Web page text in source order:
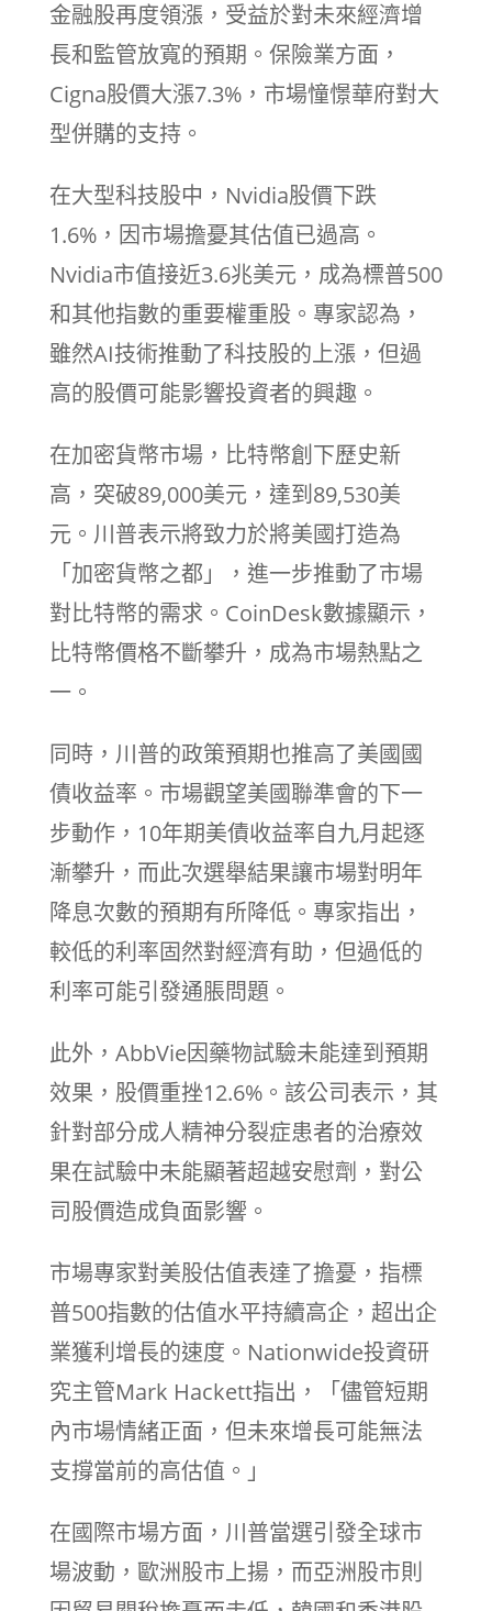
金融股再度領漲，受益於對未來經濟增
長和監管放寬的預期。保險業方面，
Cigna股價大漲7.3%，市場憧憬華府對大
型併購的支持。
在大型科技股中，Nvidia股價下跌
1.6%，因市場擔憂其估值已過高。
Nvidia市值接近3.6兆美元，成為標普500
和其他指數的重要權重股。專家認為，
雖然AI技術推動了科技股的上漲，但過
高的股價可能影響投資者的興趣。
在加密貨幣市場，比特幣創下歷史新
高，突破89,000美元，達到89,530美
元。川普表示將致力於將美國打造為
「加密貨幣之都」，進一步推動了市場
對比特幣的需求。CoinDesk數據顯示，
比特幣價格不斷攀升，成為市場熱點之
一。
同時，川普的政策預期也推高了美國國
債收益率。市場觀望美國聯準會的下一
步動作，10年期美債收益率自九月起逐
漸攀升，而此次選舉結果讓市場對明年
降息次數的預期有所降低。專家指出，
較低的利率固然對經濟有助，但過低的
利率可能引發通脹問題。
此外，AbbVie因藥物試驗未能達到預期
效果，股價重挫12.6%。該公司表示，其
針對部分成人精神分裂症患者的治療效
果在試驗中未能顯著超越安慰劑，對公
司股價造成負面影響。
市場專家對美股估值表達了擔憂，指標
普500指數的估值水平持續高企，超出企
業獲利增長的速度。Nationwide投資研
究主管Mark Hackett指出，「儘管短期
內市場情緒正面，但未來增長可能無法
支撐當前的高估值。」
在國際市場方面，川普當選引發全球市
場波動，歐洲股市上揚，而亞洲股市則